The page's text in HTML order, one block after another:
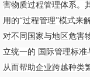
害物质过程管理体系。
用的“过程管理”模式来
对不同国家与地区危害
立统一的 国际管理标准
从而帮助企业跨越种类